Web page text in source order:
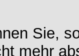
Sie,
mehr